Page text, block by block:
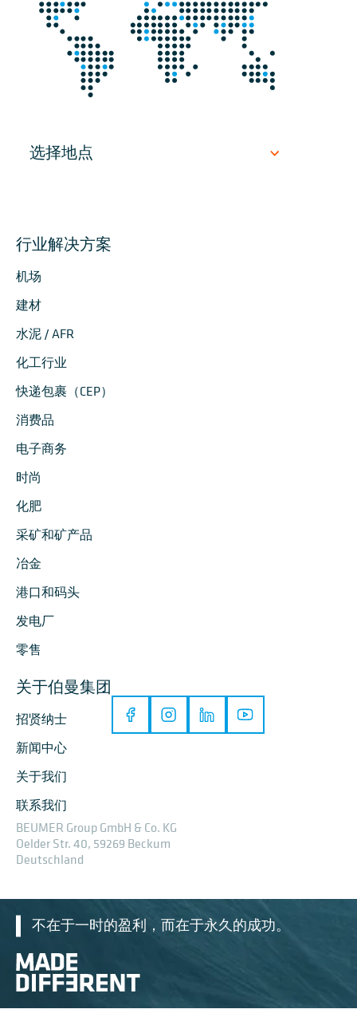
行业解决方案
机场
建材
水泥 / AFR
化工行业
快递包裹（CEP）
消费品
电子商务
时尚
化肥
采矿和矿产品
冶金
港口和码头
发电厂
零售
关于伯曼集团
招贤纳士
新闻中心
关于我们
联系我们
BEUMER Group GmbH & Co. KG
Oelder Str. 40, 59269 Beckum
Deutschland
不在于一时的盈利，而在于永久的成功。